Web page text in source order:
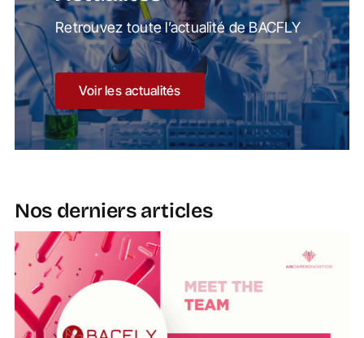
Retrouvez toute l’actualité de BACFLY
Voir les actualités
Nos derniers articles